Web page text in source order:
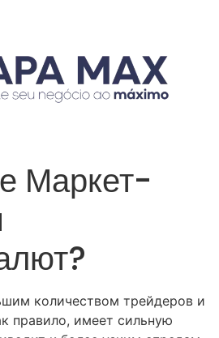
Маркет-
количеством трейдеров и
правило, имеет сильную